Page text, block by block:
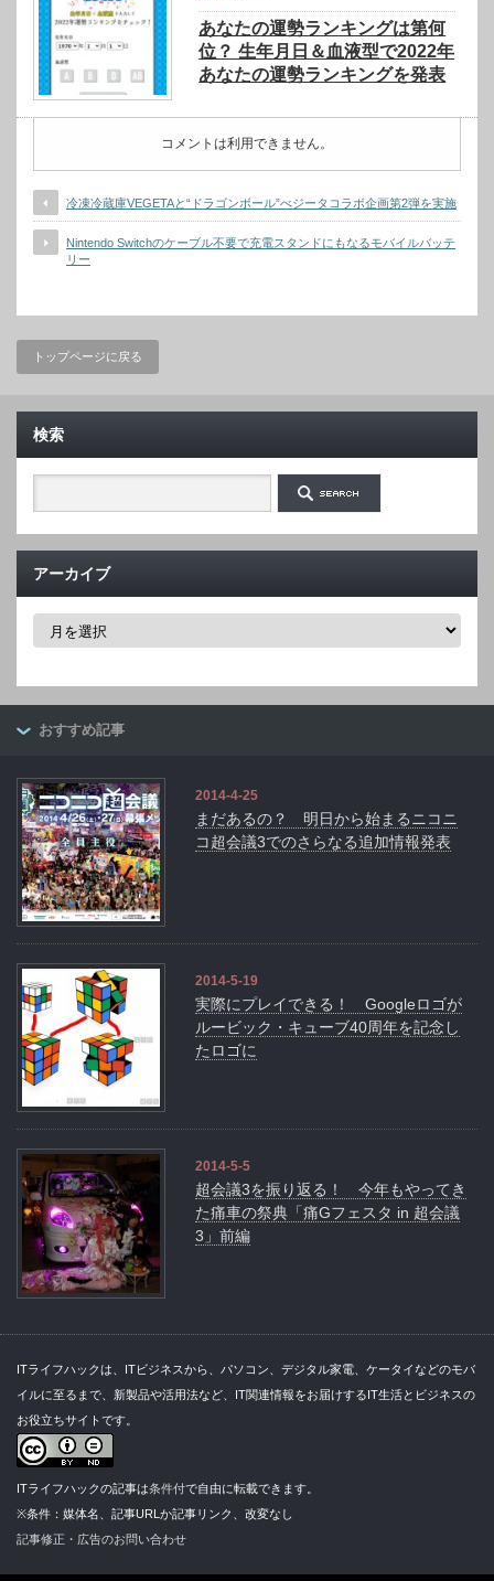
あなたの運勢ランキングは第何
位？ 生年月日＆血液型で2022年
あなたの運勢ランキングを発表
コメントは利用できません。
冷凍冷蔵庫VEGETAと“ドラゴンボール”べジータコラボ企画第2弾を実施
Nintendo Switchのケーブル不要で充電スタンドにもなるモバイルバッテ
リー
トップページに戻る
検索
アーカイブ
ア
ブ
おすすめ記事
2014-4-25
まだあるの？ 明日から始まるニコニ
コ超会議3でのさらなる追加情報発表
2014-5-19
実際にプレイできる！ Googleロゴが
ルービック・キューブ40周年を記念し
たロゴに
2014-5-5
超会議3を振り返る！ 今年もやってき
た痛車の祭典「痛Gフェスタ in 超会議
3」前編
ITライフハックは、ITビジネスから、パソコン、デジタル家電、ケータイなどのモバ
イルに至るまで、新製品や活用法など、IT関連情報をお届けするIT生活とビジネスの
お役立ちサイトです。
ITライフハックの記事は条件付で自由に転載できます。
※条件：媒体名、記事URLか記事リンク、改変なし
記事修正・広告のお問い合わせ